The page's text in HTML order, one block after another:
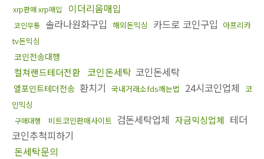
xrp판매 xrp매입 이더리움매입
코인무통 솔라나원화구입 해외돈믹싱 카드로 코인구입 아프리카
tv돈믹싱
코인전송대행
컬쳐랜드테더전환 코인돈세탁 코인돈세탁
엘포인트테더전송 환치기 국내거래소fds깨는법 24시코인업체 코
인믹싱
구매대행 비트코인판매사이트 검돈세탁업체 자금믹싱업체 테더
코인추척피하기
돈세탁문의